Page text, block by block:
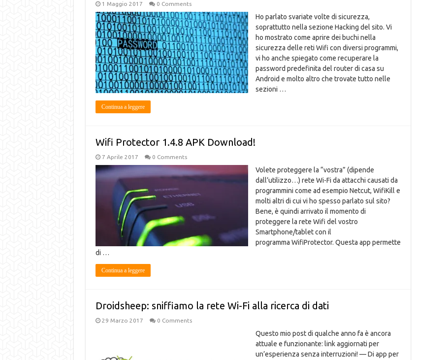
1 Maggio 2017 0 Comments
Ho parlato svariate volte di sicurezza,
soprattutto nella sezione Hacking del sito. Vi
ho mostrato come aprire dei buchi nella
sicurezza delle reti Wifi con diversi programmi,
vi ho anche spiegato come recuperare la
password predefinita del router di casa su
Android e molto altro che trovate tutto nelle
sezioni …
Continua a leggere
Wifi Protector 1.4.8 APK Download!
7 Aprile 2017 0 Comments
Volete proteggere la “vostra” (dipende
dall’utilizzo…) rete Wi-Fi da attacchi causati da
programmini come ad esempio Netcut, WifiKill e
molti altri di cui vi ho spesso parlato sul sito?
Bene, è quindi arrivato il momento di
proteggere la rete Wifi del vostro
Smartphone/tablet con il
programma WifiProtector. Questa app permette
di …
Continua a leggere
Droidsheep: sniffiamo la rete Wi-Fi alla ricerca di dati
29 Marzo 2017 0 Comments
Questo mio post di qualche anno fa è ancora
attuale e funzionante: link aggiornati per
un’esperienza senza interruzioni! — Di app per